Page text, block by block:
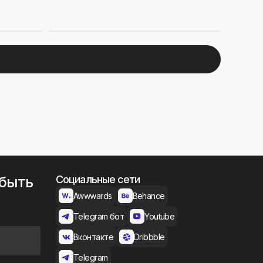
Социальные сети
Awwwards Behance
Telegram бот Youtube
Вконтакте Dribbble
Telegram